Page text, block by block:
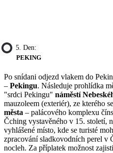
5. Den:
PEKING
Po snídani odjezd vlakem do
– Pekingu. Následuje prohlídka
"srdci Pekingu" náměstí
mauzoleem (exteriér), ze kterého
města – palácového komplexu
Čching vystavěného v 15. století,
vyhlášené místo, kde se turisté
zpracování sladkovodních perel v
nocleh. Za příplatek možnost